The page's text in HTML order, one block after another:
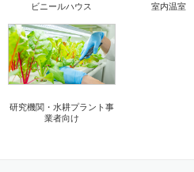
ビニールハウス 室内温室
研究機関・水耕プラント事
業者向け